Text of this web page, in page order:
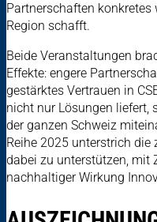
Partnerschaften
Region schafft.
Beide Veranstaltungen
Effekte: engere
gestärktes Vertrauen in
nicht nur Lösungen liefert,
der ganzen Schweiz
Reihe 2025 unterstrich die
dabei zu unterstützen, mit
nachhaltiger Wirkung